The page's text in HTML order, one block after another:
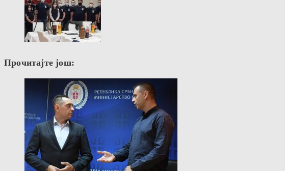
Прочитајте још: